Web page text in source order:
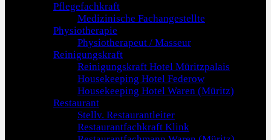
Pflegefachkraft
Medizinische Fachangestellte
Physiotherapie
Physiotherapeut / Masseur
Reinigungskraft
Reinigungskraft Hotel Müritzpalais
Housekeeping Hotel Federow
Housekeeping Hotel Waren (Müritz)
Restaurant
Stellv. Restaurantleiter
Restaurantfachkraft Klink